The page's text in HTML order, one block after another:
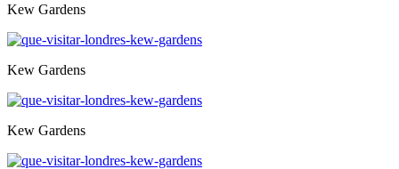
Kew Gardens
Kew Gardens
Kew Gardens